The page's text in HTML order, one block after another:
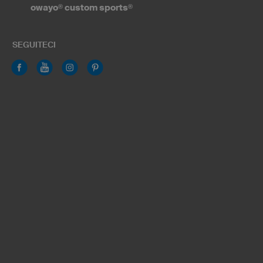
owayo® custom sports®
SEGUITECI